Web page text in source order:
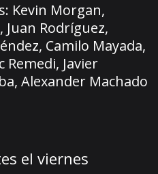
Kevin Morgan,
Rodríguez,
Camilo Mayada,
Remedi, Javier
Alexander Machado
el viernes